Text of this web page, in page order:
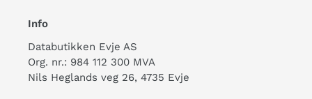
Info
Databutikken Evje AS
Org. nr.: 984 112 300 MVA
Nils Heglands veg 26, 4735 Evje